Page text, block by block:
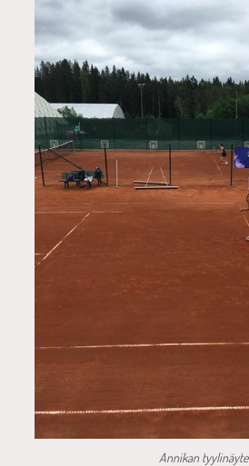
Annikan tyylinäyte